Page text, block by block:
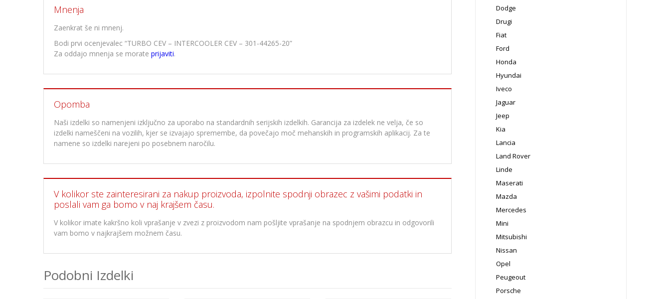
Mnenja
Zaenkrat še ni mnenj.
Bodi prvi ocenjevalec “TURBO CEV – INTERCOOLER CEV – 301-44265-20”
Za oddajo mnenja se morate prijaviti.
Opomba
Naši izdelki so namenjeni izključno za uporabo na standardnih serijskih izdelkih. Garancija za izdelek ne velja, če so
izdelki nameščeni na vozilih, kjer se izvajajo spremembe, da povečajo moč mehanskih in programskih aplikacij. Za te
namene so izdelki narejeni po posebnem naročilu.
V kolikor ste zainteresirani za nakup proizvoda, izpolnite spodnji obrazec z vašimi podatki in
poslali vam ga bomo v naj krajšem času.
V kolikor imate kakršno koli vprašanje v zvezi z proizvodom nam pošljite vprašanje na spodnjem obrazcu in odgovorili
vam bomo v najkrajšem možnem času.
Podobni Izdelki
Dodge
Drugi
Fiat
Ford
Honda
Hyundai
Iveco
Jaguar
Jeep
Kia
Lancia
Land Rover
Linde
Maserati
Mazda
Mercedes
Mini
Mitsubishi
Nissan
Opel
Peugeout
Porsche